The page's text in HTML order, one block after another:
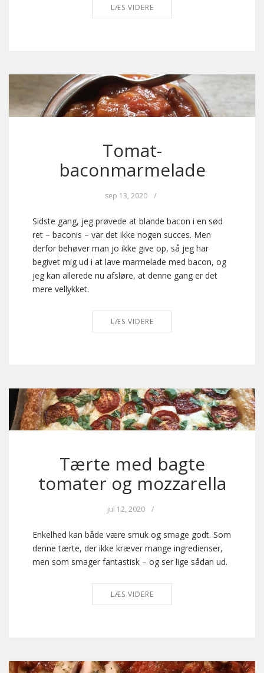
LÆS VIDERE
Tomat-
baconmarmelade
sep 13, 2020 /
Sidste gang, jeg prøvede at blande bacon i en sød
ret – baconis – var det ikke nogen succes. Men
derfor behøver man jo ikke give op, så jeg har
begivet mig ud i at lave marmelade med bacon, og
jeg kan allerede nu afsløre, at denne gang er det
mere vellykket.
LÆS VIDERE
Tærte med bagte
tomater og mozzarella
jul 12, 2020 /
Enkelhed kan både være smuk og smage godt. Som
denne tærte, der ikke kræver mange ingredienser,
men som smager fantastisk – og ser lige sådan ud.
LÆS VIDERE